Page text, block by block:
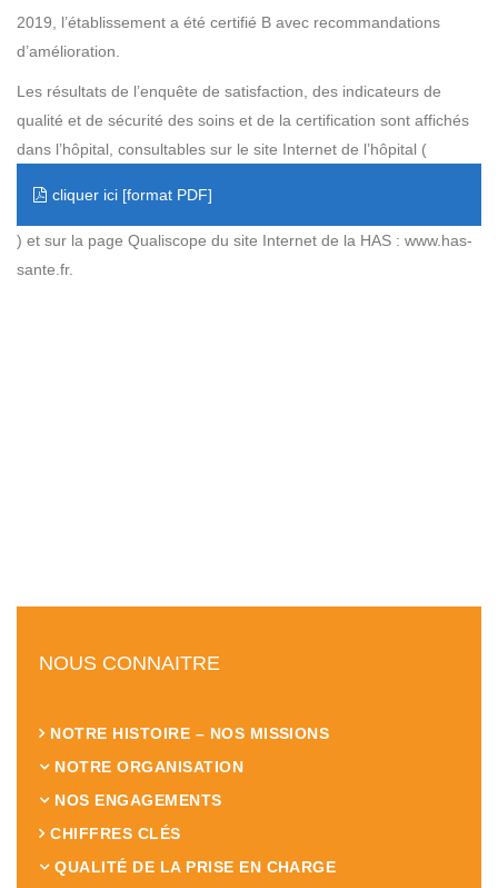
2019, l’établissement a été certifié B avec recommandations
d’amélioration.
Les résultats de l’enquête de satisfaction, des indicateurs de
qualité et de sécurité des soins et de la certification sont affichés
dans l’hôpital, consultables sur le site Internet de l’hôpital (
cliquer ici
) et sur la page Qualiscope du site Internet de la HAS : www.has-
sante.fr.
NOUS CONNAITRE
NOTRE HISTOIRE – NOS MISSIONS
NOTRE ORGANISATION
NOS ENGAGEMENTS
CHIFFRES CLÉS
QUALITÉ DE LA PRISE EN CHARGE